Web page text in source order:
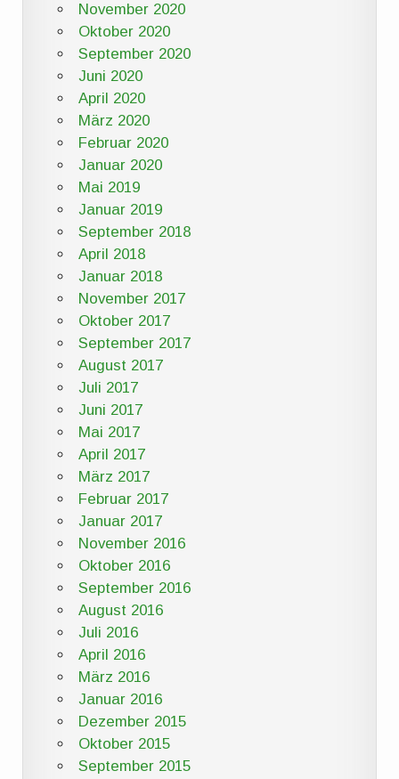
November 2020
Oktober 2020
September 2020
Juni 2020
April 2020
März 2020
Februar 2020
Januar 2020
Mai 2019
Januar 2019
September 2018
April 2018
Januar 2018
November 2017
Oktober 2017
September 2017
August 2017
Juli 2017
Juni 2017
Mai 2017
April 2017
März 2017
Februar 2017
Januar 2017
November 2016
Oktober 2016
September 2016
August 2016
Juli 2016
April 2016
März 2016
Januar 2016
Dezember 2015
Oktober 2015
September 2015